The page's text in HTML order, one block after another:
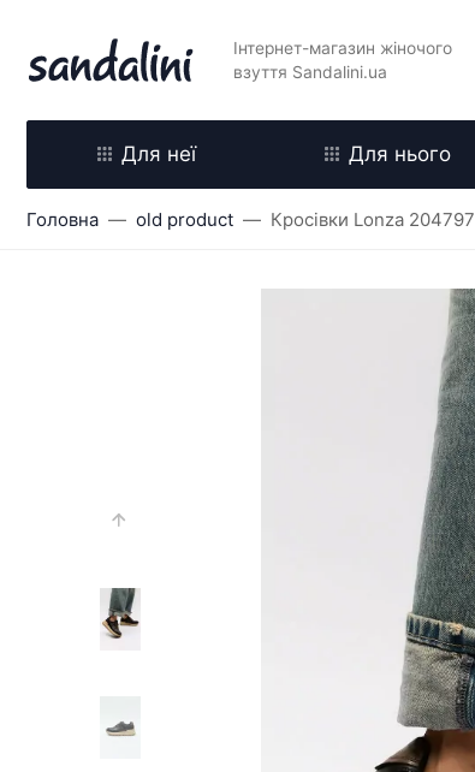
Інтернет-магазин жіночого
взуття Sandalini.ua
Для неї Для нього
Головна old product Кросівки Lonza 204797